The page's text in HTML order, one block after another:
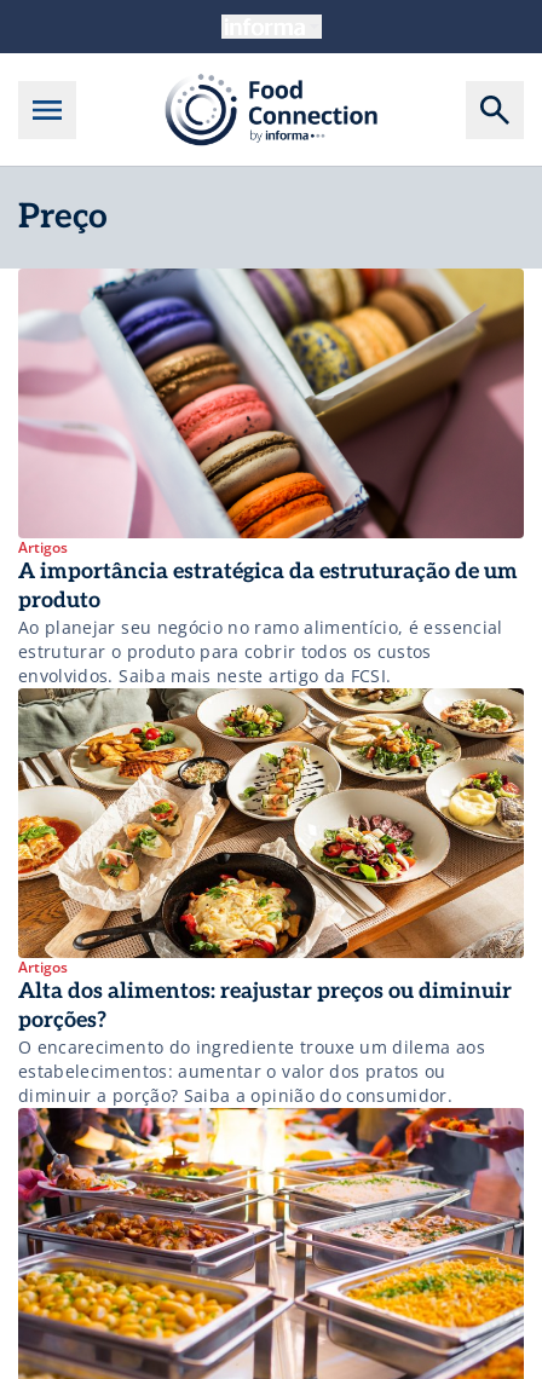
Preço
Artigos
A importância estratégica da estruturação de um
produto
Ao planejar seu negócio no ramo alimentício, é essencial
estruturar o produto para cobrir todos os custos
envolvidos. Saiba mais neste artigo da FCSI.
Artigos
Alta dos alimentos: reajustar preços ou diminuir
porções?
O encarecimento do ingrediente trouxe um dilema aos
estabelecimentos: aumentar o valor dos pratos ou
diminuir a porção? Saiba a opinião do consumidor.